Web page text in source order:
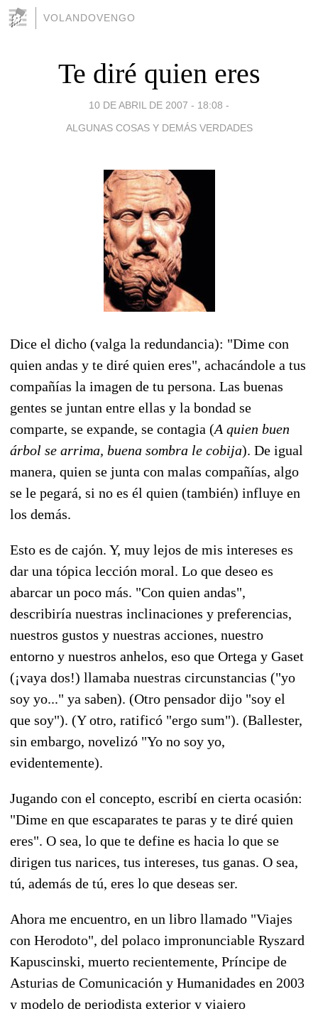
VOLANDOVENGO
Te diré quien eres
10 DE ABRIL DE 2007 - 18:08 -
ALGUNAS COSAS Y DEMÁS VERDADES
Dice el dicho (valga la redundancia): "Dime con
quien andas y te diré quien eres", achacándole a tus
compañías la imagen de tu persona. Las buenas
gentes se juntan entre ellas y la bondad se
comparte, se expande, se contagia (A quien buen
árbol se arrima, buena sombra le cobija). De igual
manera, quien se junta con malas compañías, algo
se le pegará, si no es él quien (también) influye en
los demás.
Esto es de cajón. Y, muy lejos de mis intereses es
dar una tópica lección moral. Lo que deseo es
abarcar un poco más. "Con quien andas",
describiría nuestras inclinaciones y preferencias,
nuestros gustos y nuestras acciones, nuestro
entorno y nuestros anhelos, eso que Ortega y Gaset
(¡vaya dos!) llamaba nuestras circunstancias ("yo
soy yo..." ya saben). (Otro pensador dijo "soy el
que soy"). (Y otro, ratificó "ergo sum"). (Ballester,
sin embargo, novelizó "Yo no soy yo,
evidentemente).
Jugando con el concepto, escribí en cierta ocasión:
"Dime en que escaparates te paras y te diré quien
eres". O sea, lo que te define es hacia lo que se
dirigen tus narices, tus intereses, tus ganas. O sea,
tú, además de tú, eres lo que deseas ser.
Ahora me encuentro, en un libro llamado "Viajes
con Herodoto", del polaco impronunciable Ryszard
Kapuscinski, muerto recientemente, Príncipe de
Asturias de Comunicación y Humanidades en 2003
y modelo de periodista exterior y viajero